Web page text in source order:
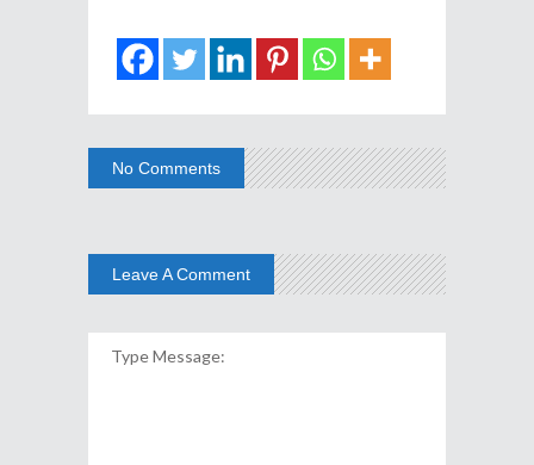
No Comments
Leave A Comment